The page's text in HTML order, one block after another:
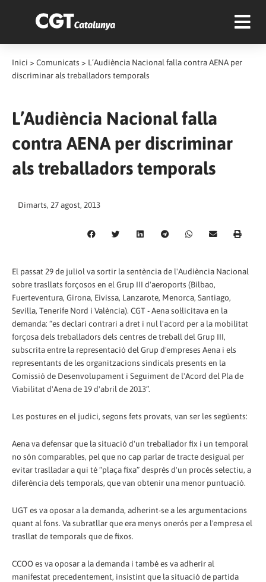
Inici > Comunicats > L’Audiència Nacional falla contra AENA per
discriminar als treballadors temporals
L’Audiència Nacional falla
contra AENA per discriminar
als treballadors temporals
Dimarts, 27 agost, 2013
El passat 29 de juliol va sortir la sentència de l'Audiència Nacional
sobre trasllats forçosos en el Grup III d'aeroports (Bilbao,
Fuerteventura, Girona, Eivissa, Lanzarote, Menorca, Santiago,
Sevilla, Tenerife Nord i València). CGT - Aena sol·licitava en la
demanda: “es declari contrari a dret i nul l'acord per a la mobilitat
forçosa dels treballadors dels centres de treball del Grup III,
subscrita entre la representació del Grup d'empreses Aena i els
representants de les organitzacions sindicals presents en la
Comissió de Desenvolupament i Seguiment de l'Acord del Pla de
Viabilitat d'Aena de 19 d'abril de 2013”.
Les postures en el judici, segons fets provats, van ser les següents:
Aena va defensar que la situació d'un treballador fix i un temporal
no són comparables, pel que no cap parlar de tracte desigual per
evitar traslladar a qui té “plaça fixa” després d'un procés selectiu, a
diferència dels temporals, que van obtenir una menor puntuació.
UGT es va oposar a la demanda, adherint-se a les argumentacions
quant al fons. Va subratllar que era menys onerós per a l'empresa el
trasllat de temporals que de fixos.
CCOO es va oposar a la demanda i també es va adherir al
manifestat precedentement, insistint que la situació de partida